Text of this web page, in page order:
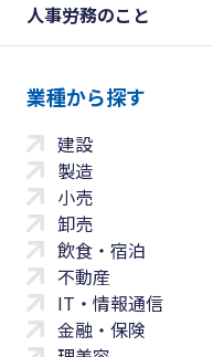
人事労務のこと
業種から探す
建設
製造
小売
卸売
飲食・宿泊
不動産
IT・情報通信
金融・保険